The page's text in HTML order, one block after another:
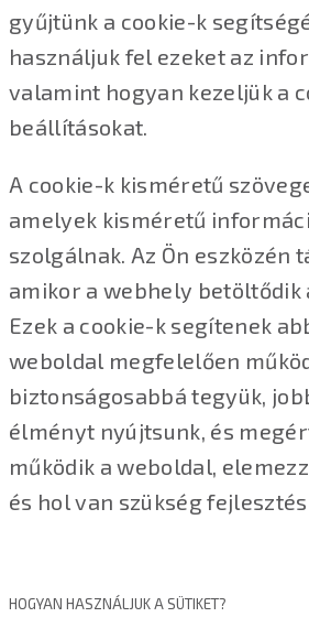
gyűjtünk a cookie-k
használjuk fel ezeket az
valamint hogyan kezeljük a
beállításokat.
A cookie-k kisméretű
amelyek kisméretű
szolgálnak. Az Ön eszközén
amikor a webhely betöltődik
Ezek a cookie-k segítenek
weboldal megfelelően
biztonságosabbá tegyük,
élményt nyújtsunk, és
működik a weboldal,
és hol van szükség
HOGYAN HASZNÁLJUK A SÜTIKET?